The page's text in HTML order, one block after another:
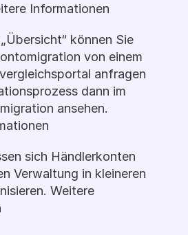
Informationen
können Sie
von einem
anfragen
dann im
ansehen.
sich Händlerkonten
Verwaltung in kleineren
Weitere